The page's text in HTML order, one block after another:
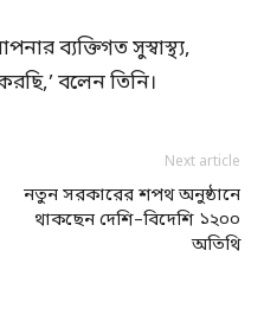
ব্যক্তিগত সুস্বাস্থ্য,
বলেন তিনি।
Next article
নতুন সরকারের শপথ অনুষ্ঠানে
থাকছেন দেশি–বিদেশি ১২০০
অতিথি